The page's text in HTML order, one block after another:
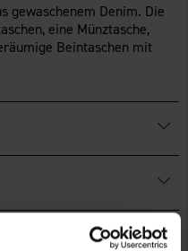
gewaschenem Denim. Die
eine Münztasche,
Beintaschen mit